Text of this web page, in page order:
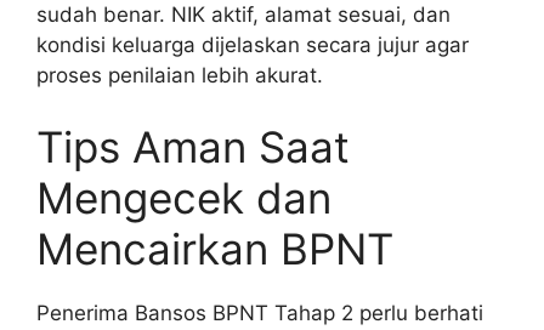
sudah benar. NIK aktif, alamat sesuai, dan
kondisi keluarga dijelaskan secara jujur agar
proses penilaian lebih akurat.
Tips Aman Saat
Mengecek dan
Mencairkan BPNT
Penerima Bansos BPNT Tahap 2 perlu berhati